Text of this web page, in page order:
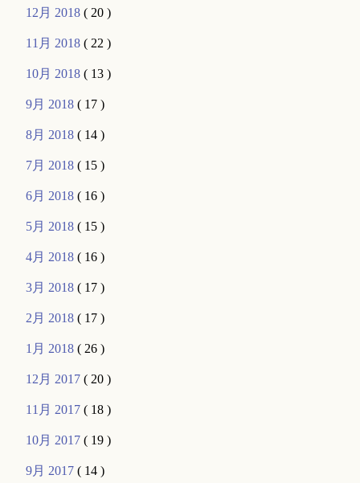
12月 2018( 20 )
11月 2018( 22 )
10月 2018( 13 )
9月 2018( 17 )
8月 2018( 14 )
7月 2018( 15 )
6月 2018( 16 )
5月 2018( 15 )
4月 2018( 16 )
3月 2018( 17 )
2月 2018( 17 )
1月 2018( 26 )
12月 2017( 20 )
11月 2017( 18 )
10月 2017( 19 )
9月 2017( 14 )